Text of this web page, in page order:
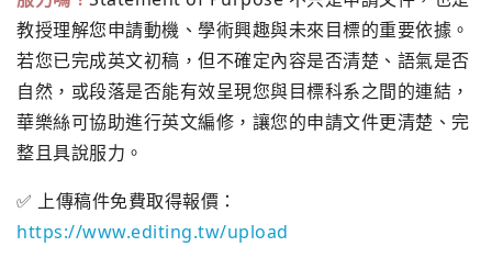
教授理解您申請動機、學術興趣與未來目標的重要依據。
若您已完成英文初稿，但不確定內容是否清楚、語氣是否
自然，或段落是否能有效呈現您與目標科系之間的連結，
華樂絲可協助進行英文編修，讓您的申請文件更清楚、完
整且具說服力。
✅ 上傳稿件免費取得報價：
https://www.editing.tw/upload